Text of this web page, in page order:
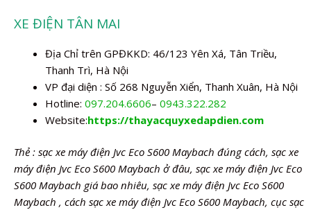
XE ĐIỆN TÂN MAI
Địa Chỉ trên GPĐKKD: 46/123 Yên Xá, Tân Triều,
Thanh Trì, Hà Nội
VP đại diện : Số 268 Nguyễn Xiển, Thanh Xuân, Hà Nội
Hotline: 097.204.6606– 0943.322.282
Website:https://thayacquyxedapdien.com
Thẻ : sạc xe máy điện Jvc Eco S600 Maybach đúng cách, sạc xe
máy điện Jvc Eco S600 Maybach ở đâu, sạc xe máy điện Jvc Eco
S600 Maybach giá bao nhiêu, sạc xe máy điện Jvc Eco S600
Maybach , cách sạc xe máy điện Jvc Eco S600 Maybach, cục sạc